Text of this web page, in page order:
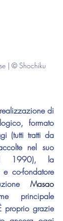
| © Shochiku
di
formato
(tutti tratti da
nel suo
1990), la
co-fondatore
Masao
principale
proprio grazie